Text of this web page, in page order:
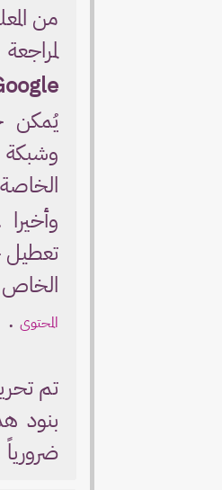
من
يُمكن
وشبكة
تعطيل
المحتوى .
تم
بنود